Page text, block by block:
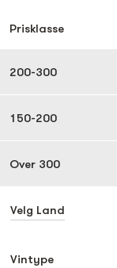
Prisklasse
200-300
150-200
Over 300
Velg Land
Vintype